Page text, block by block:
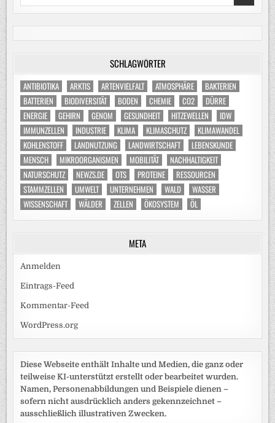
SCHLAGWÖRTER
ANTIBIOTIKA ARKTIS ARTENVIELFALT ATMOSPHÄRE
BAKTERIEN
BATTERIEN
BIODIVERSITÄT BODEN CHEMIE CO2
DÜRRE
ENERGIE
GEHIRN GENOM GESUNDHEIT HITZEWELLEN
IDW
IMMUNZELLEN
INDUSTRIE KLIMA KLIMASCHUTZ
KLIMAWANDEL
KOHLENSTOFF
LANDNUTZUNG LANDWIRTSCHAFT
LEBENSKUNDE
MENSCH
MIKROORGANISMEN MOBILITÄT
NACHHALTIGKEIT
NATURSCHUTZ
NEWZS.DE OTS PROTEINE
RESSOURCEN
STAMMZELLEN
UMWELT UNTERNEHMEN WALD
WASSER
WISSENSCHAFT
WÄLDER ZELLEN ÖKOSYSTEM ÖL
META
Anmelden
Eintrags-Feed
Kommentar-Feed
WordPress.org
Diese Webseite enthält Inhalte und Medien, die ganz oder
teilweise KI-unterstützt erstellt oder bearbeitet wurden.
Namen, Personenabbildungen und Beispiele dienen –
sofern nicht ausdrücklich anders gekennzeichnet –
ausschließlich illustrativen Zwecken.